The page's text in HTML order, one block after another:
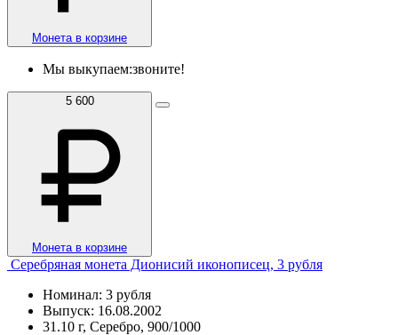
Монета в корзине
Мы выкупаем:звоните!
5 600
Монета в корзине
Серебряная монета Дионисий иконописец, 3 рубля
Номинал: 3 рубля
Выпуск: 16.08.2002
31.10 г, Серебро, 900/1000